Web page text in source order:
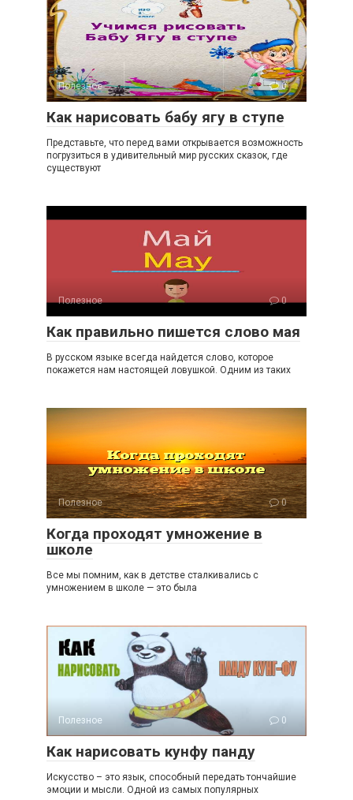
Полезное 0
Как нарисовать бабу ягу в ступе
Представьте, что перед вами открывается возможность
погрузиться в удивительный мир русских сказок, где
существуют
Полезное 0
Как правильно пишется слово мая
В русском языке всегда найдется слово, которое
покажется нам настоящей ловушкой. Одним из таких
Полезное 0
Когда проходят умножение в
школе
Все мы помним, как в детстве сталкивались с
умножением в школе — это была
Полезное 0
Как нарисовать кунфу панду
Искусство – это язык, способный передать тончайшие
эмоции и мысли. Одной из самых популярных